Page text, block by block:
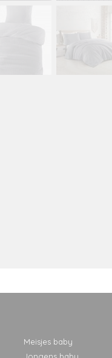
Meisjes baby